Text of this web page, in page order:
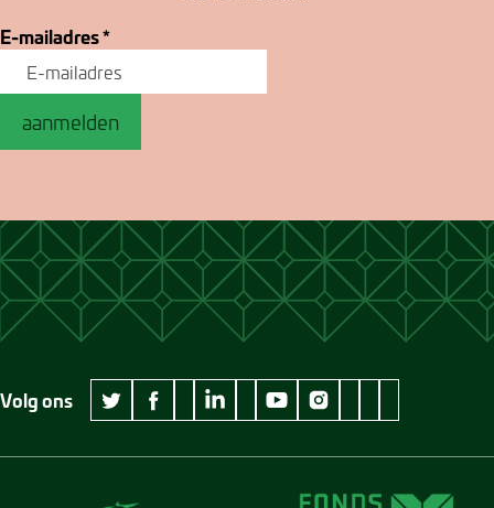
E-mailadres*
aanmelden
Volg ons
twitter Museum Jan Cunen
facebook Museum Jan Cunen
wikipedia Museum Jan Cunen
linkedin Museum Jan Cunen
googleplus Museum Jan Cunen
youtube Museum Jan Cunen
instagram Museum